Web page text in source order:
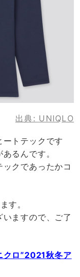
出典: UNIQLO
トテックです
るんです。
クであったかコ
す。
ますので、ご了
クロ”2021秋冬ア